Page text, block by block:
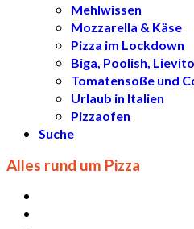
Mehlwissen
Mozzarella & Käse
Pizza im Lockdown
Biga, Poolish,
Tomatensoße und
Urlaub in Italien
Pizzaofen
Suche
Alles rund um Pizza